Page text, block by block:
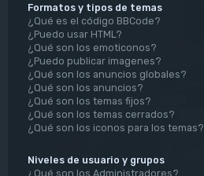
Formatos y tipos de temas
¿Qué es el código BBCode?
¿Puedo usar HTML?
¿Qué son los emoticonos?
¿Puedo publicar imagenes?
¿Qué son los anuncios globales?
¿Qué son los anuncios?
¿Qué son los temas fijos?
¿Qué son los temas cerrados?
¿Qué son los iconos para los temas?
Niveles de usuario y grupos
¿Qué son los Administradores?